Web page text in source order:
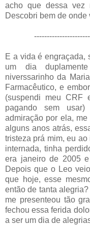
acho que dessa vez
Descobri bem de
E a vida é engraçada,
um dia
niverssarinho da
Farmacêutico, e
(suspendi meu CRF
pagando sem
admiração por ela,
alguns anos atrás,
tristeza prá mim, eu
internada, tinha
era janeiro de 2005
Depois que o Leo
que hoje, esse
então de tanta
me presenteou tão
fechou essa ferida
a ser um dia de